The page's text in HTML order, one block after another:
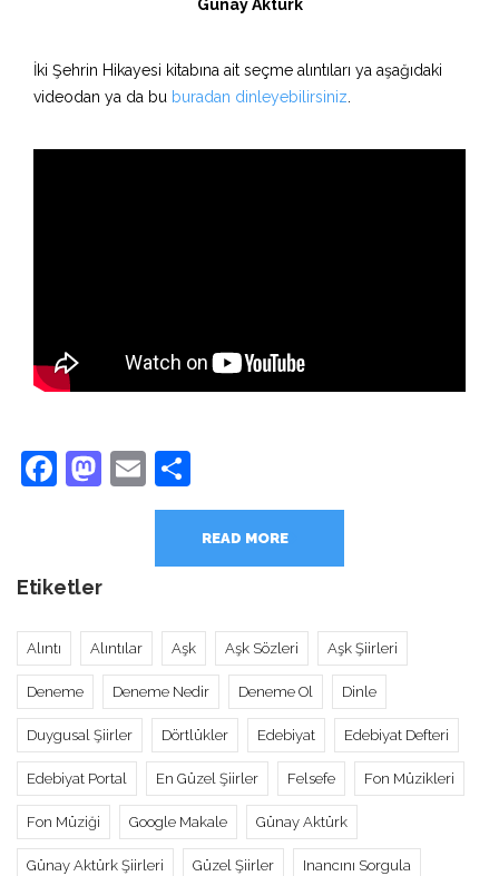
Günay Aktürk
İki Şehrin Hikayesi kitabına ait seçme alıntıları ya aşağıdaki
videodan ya da bu buradan dinleyebilirsiniz
Facebook
Mastodon
Email
READ MORE
Etiketler
Alıntı Alıntılar Aşk Aşk Sözleri Aşk Şiirleri
Deneme Deneme Nedir Deneme Ol Dinle
Duygusal Şiirler Dörtlükler Edebiyat Edebiyat Defteri
Edebiyat Portal En Güzel Şiirler Felsefe Fon Müzikleri
Fon Müziği Google Makale Günay Aktürk
Günay Aktürk Şiirleri Güzel Şiirler Inancını Sorgula